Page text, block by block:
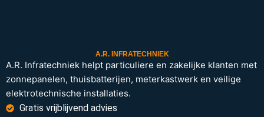
A.R. INFRATECHNIEK
A.R. Infratechniek helpt particuliere en zakelijke klanten met
zonnepanelen, thuisbatterijen, meterkastwerk en veilige
elektrotechnische installaties.
Gratis vrijblijvend advies